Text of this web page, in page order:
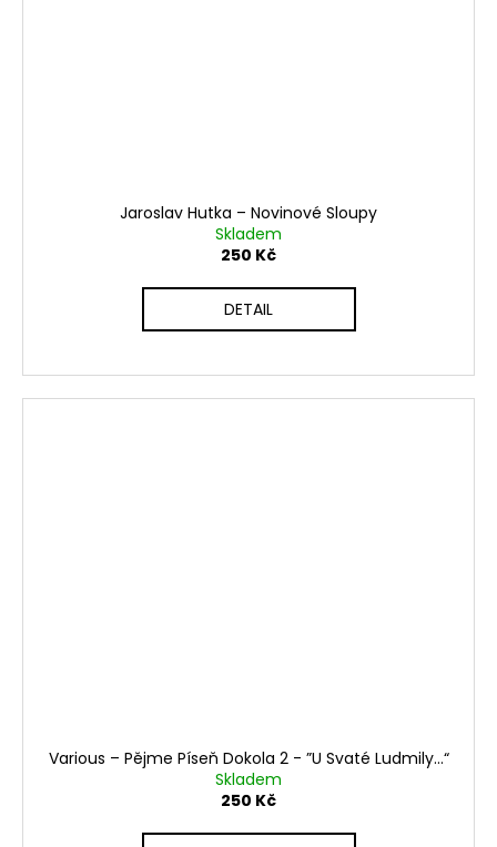
Jaroslav Hutka ‎– Novinové Sloupy
Skladem
250 Kč
DETAIL
Various ‎– Pějme Píseň Dokola 2 - ”U Svaté Ludmily...“
Skladem
250 Kč